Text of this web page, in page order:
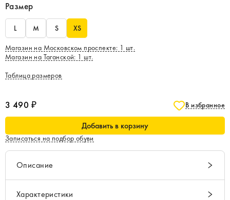
Размер
L M S XS
Магазин на Московском проспекте: 1 шт.
Магазин на Таганской: 1 шт.
Таблица размеров
3 490 ₽ В избранное
Добавить в корзину
Записаться на подбор обуви
Описание
Характеристики